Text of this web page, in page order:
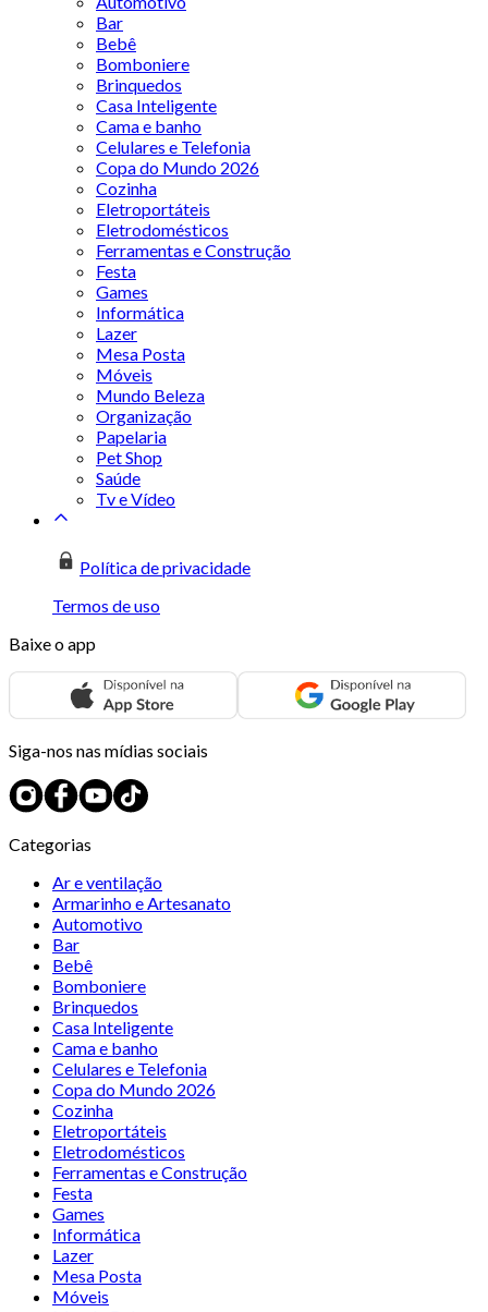
Bar
Bebê
Bomboniere
Brinquedos
Casa Inteligente
Cama e banho
Celulares e Telefonia
Copa do Mundo 2026
Cozinha
Eletroportáteis
Eletrodomésticos
Ferramentas e Construção
Festa
Games
Informática
Lazer
Mesa Posta
Móveis
Mundo Beleza
Organização
Papelaria
Pet Shop
Saúde
Tv e Vídeo
Política de privacidade
Termos de uso
Baixe o app
Siga-nos nas mídias sociais
Categorias
Ar e ventilação
Armarinho e Artesanato
Automotivo
Bar
Bebê
Bomboniere
Brinquedos
Casa Inteligente
Cama e banho
Celulares e Telefonia
Copa do Mundo 2026
Cozinha
Eletroportáteis
Eletrodomésticos
Ferramentas e Construção
Festa
Games
Informática
Lazer
Mesa Posta
Móveis